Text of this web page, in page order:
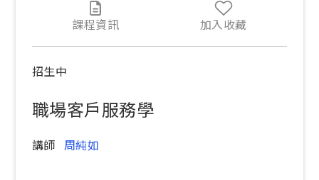
招生中
職場客戶服務學
講師 周純如
課程資訊 加入收藏